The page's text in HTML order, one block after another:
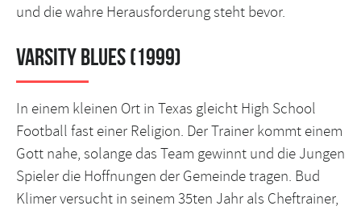
und die wahre Herausforderung steht bevor.
Varsity Blues (1999)
In einem kleinen Ort in Texas gleicht High School
Football fast einer Religion. Der Trainer kommt einem
Gott nahe, solange das Team gewinnt und die Jungen
Spieler die Hoffnungen der Gemeinde tragen. Bud
Klimer versucht in seinem 35ten Jahr als Cheftrainer,